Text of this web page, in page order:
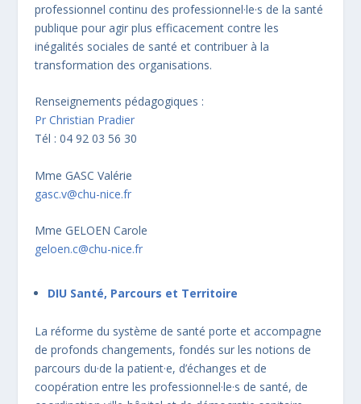
professionnel continu des professionnel·le·s de la santé
publique pour agir plus efficacement contre les
inégalités sociales de santé et contribuer à la
transformation des organisations.
Renseignements pédagogiques :
Pr Christian Pradier
Tél : 04 92 03 56 30
Mme GASC Valérie
gasc.v@chu-nice.fr
Mme GELOEN Carole
geloen.c@chu-nice.fr
DIU Santé, Parcours et Territoire
La réforme du système de santé porte et accompagne
de profonds changements, fondés sur les notions de
parcours du·de la patient·e, d’échanges et de
coopération entre les professionnel·le·s de santé, de